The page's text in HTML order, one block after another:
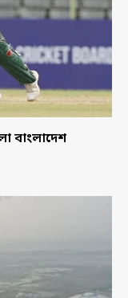
বাংলাদেশ